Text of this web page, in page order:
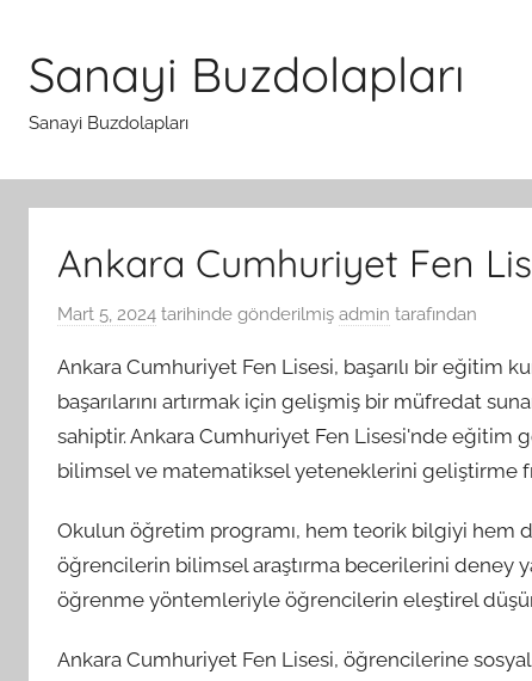
Sanayi Buzdolapları
Sanayi Buzdolapları
Ankara Cumhuriyet Fen
Mart 5, 2024 tarihinde gönderilmiş admin tarafından
Ankara Cumhuriyet Fen Lisesi, başarılı bir eğitim
başarılarını artırmak için gelişmiş bir müfredat
sahiptir. Ankara Cumhuriyet Fen Lisesi'nde eğitim
bilimsel ve matematiksel yeteneklerini geliştirme
Okulun öğretim programı, hem teorik bilgiyi hem
öğrencilerin bilimsel araştırma becerilerini deney
öğrenme yöntemleriyle öğrencilerin eleştirel
Ankara Cumhuriyet Fen Lisesi, öğrencilerine